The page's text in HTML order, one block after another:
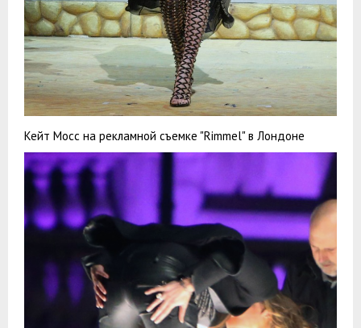
Кейт Мосс на рекламной съемке "Rimmel" в Лондоне